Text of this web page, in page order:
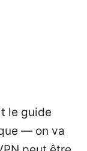
le guide
— on va